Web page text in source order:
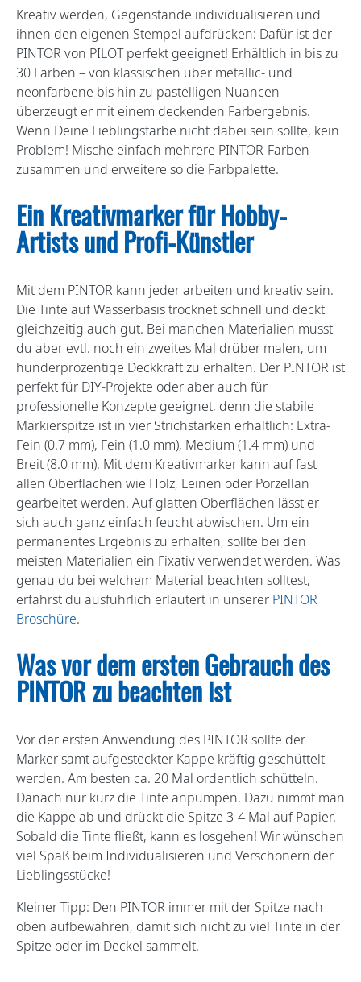
Kreativ werden, Gegenstände individualisieren und
ihnen den eigenen Stempel aufdrücken: Dafür ist der
PINTOR von PILOT perfekt geeignet! Erhältlich in bis zu
30 Farben – von klassischen über metallic- und
neonfarbene bis hin zu pastelligen Nuancen –
überzeugt er mit einem deckenden Farbergebnis.
Wenn Deine Lieblingsfarbe nicht dabei sein sollte, kein
Problem! Mische einfach mehrere PINTOR-Farben
zusammen und erweitere so die Farbpalette.
Ein Kreativmarker für Hobby-
Artists und Profi-Künstler
Mit dem PINTOR kann jeder arbeiten und kreativ sein.
Die Tinte auf Wasserbasis trocknet schnell und deckt
gleichzeitig auch gut. Bei manchen Materialien musst
du aber evtl. noch ein zweites Mal drüber malen, um
hunderprozentige Deckkraft zu erhalten. Der PINTOR ist
perfekt für DIY-Projekte oder aber auch für
professionelle Konzepte geeignet, denn die stabile
Markierspitze ist in vier Strichstärken erhältlich: Extra-
Fein (0.7 mm), Fein (1.0 mm), Medium (1.4 mm) und
Breit (8.0 mm). Mit dem Kreativmarker kann auf fast
allen Oberflächen wie Holz, Leinen oder Porzellan
gearbeitet werden. Auf glatten Oberflächen lässt er
sich auch ganz einfach feucht abwischen. Um ein
permanentes Ergebnis zu erhalten, sollte bei den
meisten Materialien ein Fixativ verwendet werden. Was
genau du bei welchem Material beachten solltest,
erfährst du ausführlich erläutert in unserer PINTOR
Broschüre.
Was vor dem ersten Gebrauch des
PINTOR zu beachten ist
Vor der ersten Anwendung des PINTOR sollte der
Marker samt aufgesteckter Kappe kräftig geschüttelt
werden. Am besten ca. 20 Mal ordentlich schütteln.
Danach nur kurz die Tinte anpumpen. Dazu nimmt man
die Kappe ab und drückt die Spitze 3-4 Mal auf Papier.
Sobald die Tinte fließt, kann es losgehen! Wir wünschen
viel Spaß beim Individualisieren und Verschönern der
Lieblingsstücke!
Kleiner Tipp: Den PINTOR immer mit der Spitze nach
oben aufbewahren, damit sich nicht zu viel Tinte in der
Spitze oder im Deckel sammelt.